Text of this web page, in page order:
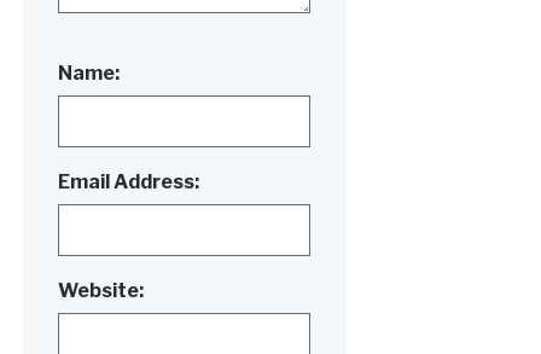
Name:
Email Address:
Website: